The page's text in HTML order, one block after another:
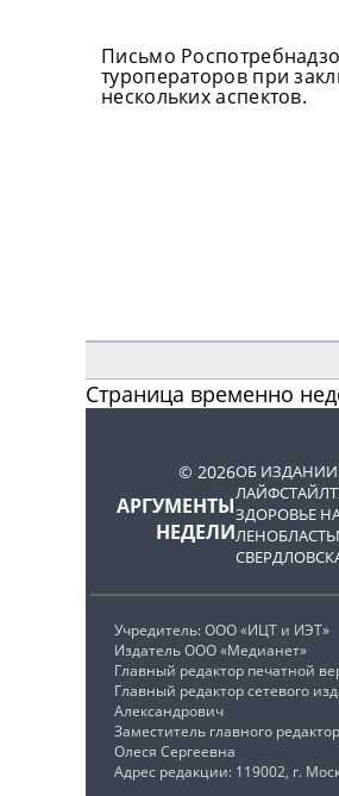
Письмо
туроператоров при
нескольких аспектов.
Страница временно
© 2026
АРГУМЕНТЫ
НЕДЕЛИ
ОБ ИЗДАНИИ
ЛАЙФСТАЙЛ
ЗДОРОВЬЕ
ЛЕНОБЛАСТЬ
Учредитель: ООО «ИЦТ и ИЭТ»
Издатель ООО «Медианет»
Главный редактор печатной
Главный редактор сетевого
Александрович
Заместитель главного
Олеся Сергеевна
Адрес редакции: 119002, г.